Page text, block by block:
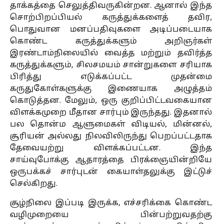
தாக்கத்தை செலுத்திவருகின்றன. ஆனால் இந்த
சொற்பிறப்பியல் கருத்துக்களைத் தவிர,
பொதுவான மனப்பதிவுகளை அடிப்படையாக
கொண்ட கருத்துக்களும் அறிஞர்கள்
இரண்டாம்நிலையில் வைத்த மற்றும் தவிர்த்த
கருத்துக்களும், சிலசமயம் சான்றுகளை சரியாக
பிரித்து எடுக்கப்பட்ட முதன்மை
கருதுகோள்களுக்கு இணையாக அழுத்தம்
கொடுத்தன. மேலும், ஒரு குறிப்பிட்டவகையான
விளக்கமுறை மீதான சார்பும் இருந்தது. இதனால்
பல தொன்ம ஆளுமைகள் விடியல், மின்னல்,
சூரியன் அல்லது நிலவிலிருந்து பெறப்பட்டதாக
தேவையற்று விளக்கப்பட்டன. இந்த
சாய்வுபோக்கு ஆதாரத்தை பிரக்ஞையின்றியே
ஒருபக்கச் சார்புடன் கையாள்தலுக்கு இட்டுச்
செல்கிறது.
சூழ்நிலை இப்படி இருக்க, எச்சரிக்கை கொண்ட
வழிமுறையை பின்பற்றுவதற்கு